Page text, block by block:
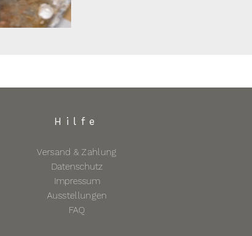
Hilfe
Versand & Zahlung
Datenschutz
Impressum
Ausstellungen
FAQ